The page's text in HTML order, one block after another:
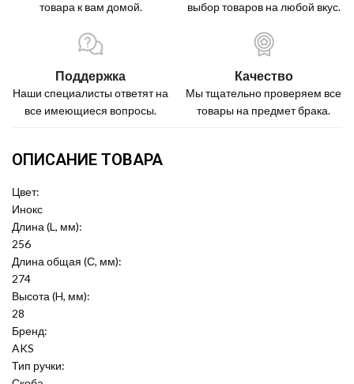
товара к вам домой.
выбор товаров на любой вкус.
Поддержка
Наши специалисты ответят на
все имеющиеся вопросы.
Качество
Мы тщательно проверяем все
товары на предмет брака.
ОПИСАНИЕ ТОВАРА
Цвет:
Инокс
Длина (L, мм):
256
Длина общая (С, мм):
274
Высота (H, мм):
28
Бренд:
AKS
Тип ручки: